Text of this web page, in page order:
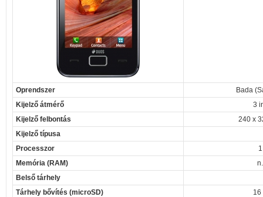
Oprendszer
Bada
Kijelző átmérő
3
Kijelző felbontás
240 x
Kijelző típusa
Processzor
Memória (RAM)
Belső tárhely
Tárhely bővítés (microSD)
16